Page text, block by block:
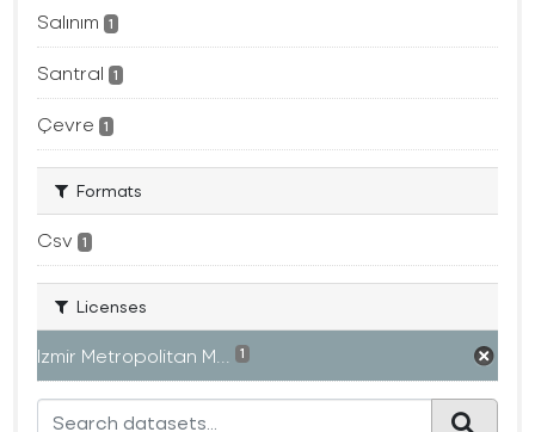
Salınım 1
Santral 1
Çevre 1
Formats
Csv 1
Licenses
Izmir Metropolitan M... 1